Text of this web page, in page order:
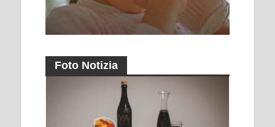
Foto Notizia